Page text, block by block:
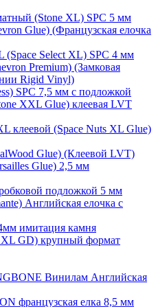
(Stone XL) SPC 5 мм
Glue) (Французская елочка
Select XL) SPC 4 мм
Premium) (Замковая
Rigid Vinyl)
SPC 7,5 мм с подложкой
XXL Glue) клеевая LVT
клеевой (Space Nuts XL Glue)
Glue) (Клеевой LVT)
Glue) 2,5 мм
подложкой 5 мм
Английская елочка с
имитация камня
GD) крупный формат
Винилам Английская
французская елка 8,5 мм